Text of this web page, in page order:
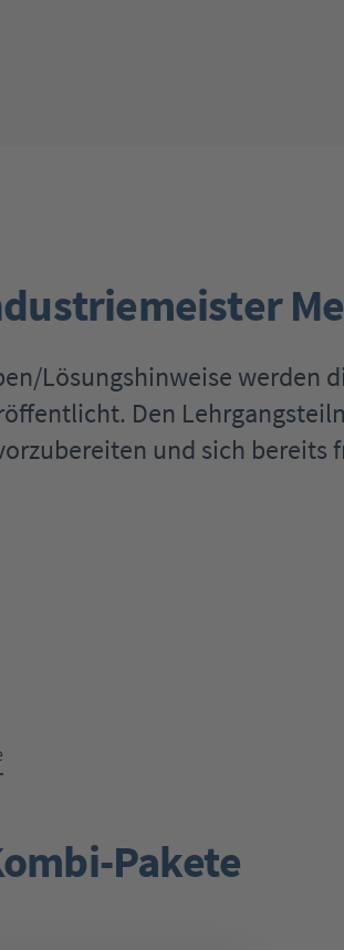
Lösungshinweise werden
Den
und sich
Pakete